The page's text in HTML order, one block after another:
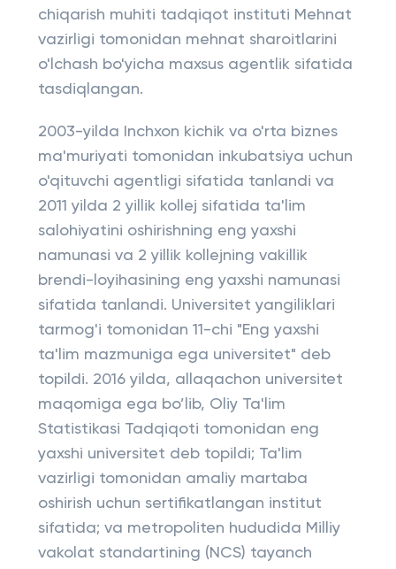
chiqarish muhiti tadqiqot instituti Mehnat
vazirligi tomonidan mehnat sharoitlarini
o'lchash bo'yicha maxsus agentlik sifatida
tasdiqlangan.
2003-yilda Inchxon kichik va o'rta biznes
ma'muriyati tomonidan inkubatsiya uchun
o'qituvchi agentligi sifatida tanlandi va
2011 yilda 2 yillik kollej sifatida ta'lim
salohiyatini oshirishning eng yaxshi
namunasi va 2 yillik kollejning vakillik
brendi-loyihasining eng yaxshi namunasi
sifatida tanlandi. Universitet yangiliklari
tarmog'i tomonidan 11-chi "Eng yaxshi
ta'lim mazmuniga ega universitet" deb
topildi. 2016 yilda, allaqachon universitet
maqomiga ega bo’lib, Oliy Ta'lim
Statistikasi Tadqiqoti tomonidan eng
yaxshi universitet deb topildi; Ta'lim
vazirligi tomonidan amaliy martaba
oshirish uchun sertifikatlangan institut
sifatida; va metropoliten hududida Milliy
vakolat standartining (NCS) tayanch